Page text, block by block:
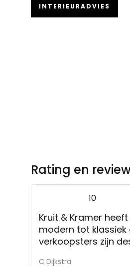
INTERIEURADVIES
Rating en
10
Kruit & Kramer
modern tot klassiek
verkoopsters zijn
C Dijkstra